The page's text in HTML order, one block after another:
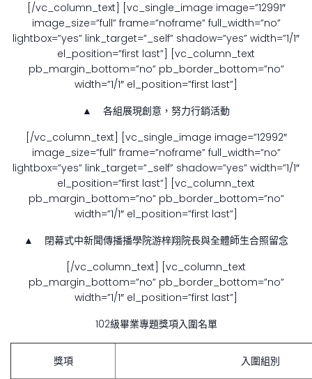
[/vc_column_text] [vc_single_image image=”12991″
image_size=”full” frame=”noframe” full_width=”no”
lightbox=”yes” link_target=”_self” shadow=”yes” width=”1/1″
el_position=”first last”] [vc_column_text
pb_margin_bottom=”no” pb_border_bottom=”no”
width=”1/1″ el_position=”first last”]
▲ 各組展現創意，努力行銷活動
[/vc_column_text] [vc_single_image image=”12992″
image_size=”full” frame=”noframe” full_width=”no”
lightbox=”yes” link_target=”_self” shadow=”yes” width=”1/1″
el_position=”first last”] [vc_column_text
pb_margin_bottom=”no” pb_border_bottom=”no”
width=”1/1″ el_position=”first last”]
▲ 閉幕式中新聞傳播播學院游梓翔院長與全體師生合照留念
[/vc_column_text] [vc_column_text
pb_margin_bottom=”no” pb_border_bottom=”no”
width=”1/1″ el_position=”first last”]
102級畢業專題獎項入圍名單
獎項 入圍組別